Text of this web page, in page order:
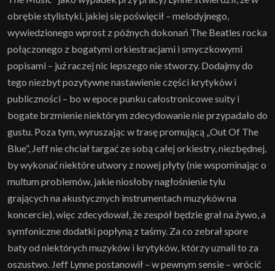
obrębie stylistyki, jakiej się poświęcił – melodyjnego,
wywiedzionego wprost z późnych dokonań The Beatles rocka
połączonego z bogatymi orkiestracjami i smyczkowymi
popisami – już raczej nic lepszego nie stworzy. Dodajmy do
tego niezbyt pozytywne nastawienie części krytyków i
publiczności – bo w epoce punku całostronicowe suity i
bogate brzmienie niektórym zdecydowanie nie przypadało do
gustu. Poza tym, wyruszając w trasę promującą „Out Of The
Blue”, Jeff nie chciał targać ze sobą całej orkiestry, niezbędnej,
by wykonać niektóre utwory z nowej płyty (nie wspominając o
multum problemów, jakie niosłoby nagłośnienie tylu
grających na akustycznych instrumentach muzyków na
koncercie), więc zdecydował, że zespół będzie grał na żywo, a
symfoniczne dodatki popłyną z taśmy. Za co zebrał spore
baty od niektórych muzyków i krytyków, którzy uznali to za
oszustwo. Jeff Lynne postanowił – w pewnym sensie – wrócić